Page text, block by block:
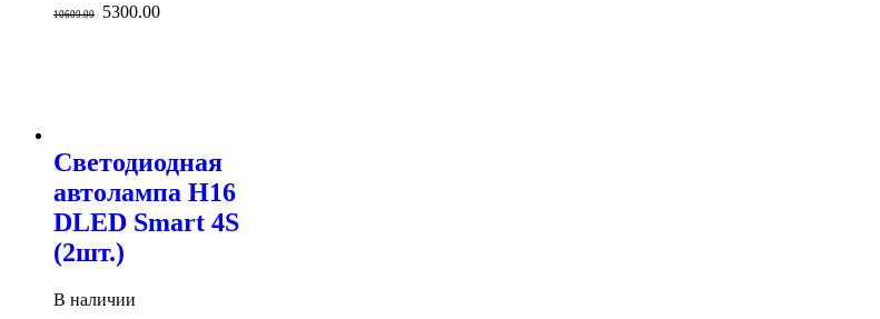
10600.00 5300.00
Светодиодная
автолампа H16
DLED Smart 4S
(2шт.)
В наличии